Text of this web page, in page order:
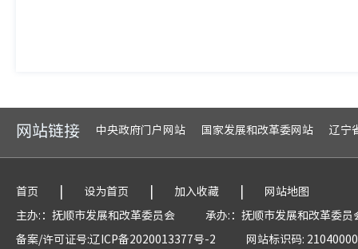
网站链接 中央政府门户网站 国家发展和改革委网站 辽宁
首页 | 设为首页 | 加入收藏 |
网站地图
主办:：抚顺市发展和改革委员会
承办:：抚顺市发展和改革委员
备案/许可证号:辽ICP备2020013377号-2
网站标识码: